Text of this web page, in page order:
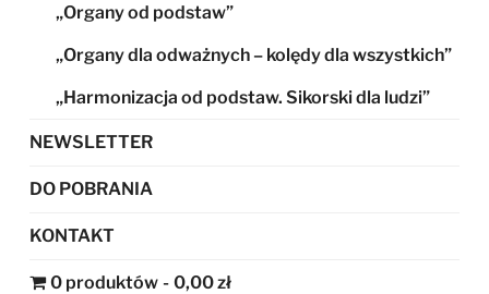
„Organy od podstaw”
„Organy dla odważnych – kolędy dla wszystkich”
„Harmonizacja od podstaw. Sikorski dla ludzi”
NEWSLETTER
DO POBRANIA
KONTAKT
0 produktów 0,00 zł